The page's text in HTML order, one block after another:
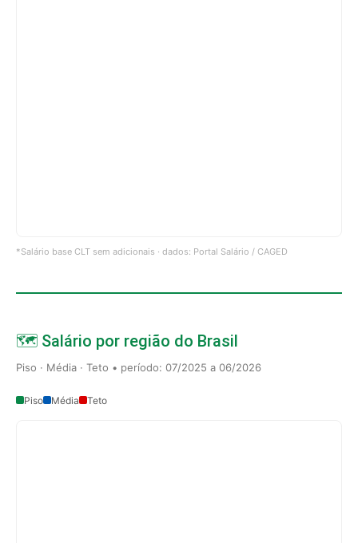
*Salário base CLT sem adicionais · dados: Portal Salário / CAGED
🗺️ Salário por região do Brasil
Piso · Média · Teto • período: 07/2025 a 06/2026
Piso Média Teto